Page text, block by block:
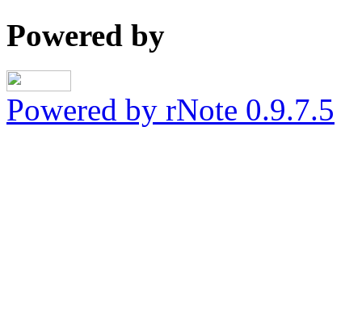
Powered by
Powered by rNote 0.9.7.5